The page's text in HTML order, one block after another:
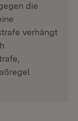
die
verhängt